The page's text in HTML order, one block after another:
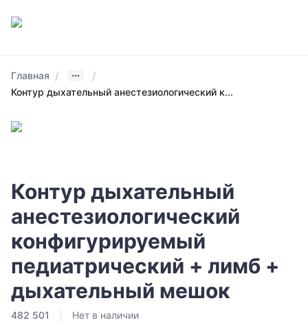
Главная / /
Контур дыхательный анестезиологический к...
Контур дыхательный
анестезиологический
конфигурируемый
педиатрический + лимб +
дыхательный мешок
482 501 Нет в наличии